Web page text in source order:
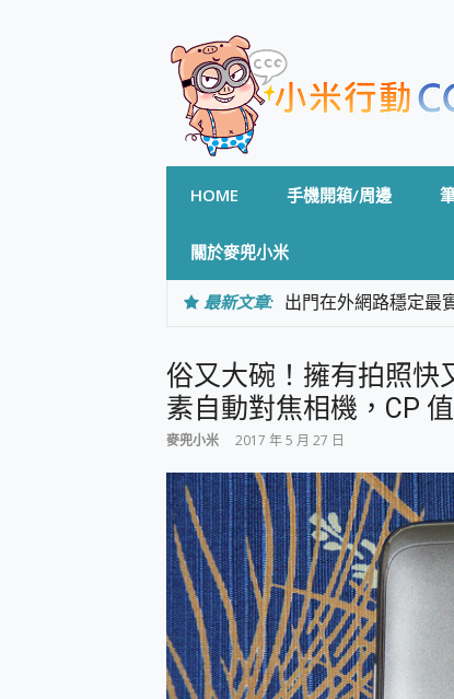
HOME 手機開箱/周邊
關於麥兜小米
最新文章: 出門在外網路穩定最
專為 PC上的 XBOX
台灣製攝影機在這裡
測
電力超超超持久 MSI
超懂拍、耐用 AI 街
防窺黑科技 Galaxy
AI 支付 一錶搞定大
超驚艷 讓人一眼就愛
美到讓人超想擁有
好用的 EaseUS
一鍵修復模糊影片、
小朋友才做選擇 投影
式生活新體驗
外型超吸晴~ 給您絕
俗又大碗！擁有拍照快
素自動對焦相機，CP
麥兜小米 2017 年 5 月 27 日